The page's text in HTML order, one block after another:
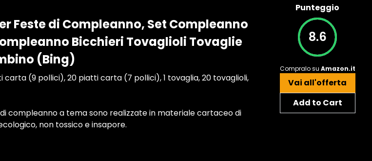
Feste di Compleanno, Set Compleanno
Bicchieri Tovaglioli Tovaglie
(Bing)
carta (9 pollici), 20 piatti carta (7 pollici), 1 tovaglia, 20 tovaglioli,
di compleanno a tema sono realizzate in materiale cartaceo di
non tossico e insapore.
Punteggio
8.6
Compralo su Amazon.it
Vai all'offerta
Add to Cart